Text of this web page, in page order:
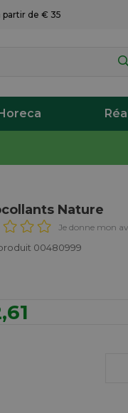
partir de € 35
Nature
Je donne mon
00480999